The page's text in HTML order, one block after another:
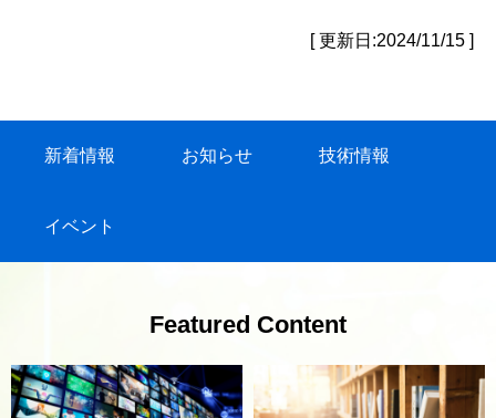
[ 更新日:2024/11/15 ]
新着情報 お知らせ 技術情報
イベント
Featured Content